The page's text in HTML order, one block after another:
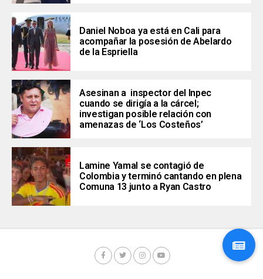
Daniel Noboa ya está en Cali para
acompañar la posesión de Abelardo
de la Espriella
Asesinan a inspector del Inpec
cuando se dirigía a la cárcel;
investigan posible relación con
amenazas de ‘Los Costeños’
Lamine Yamal se contagió de
Colombia y terminó cantando en plena
Comuna 13 junto a Ryan Castro